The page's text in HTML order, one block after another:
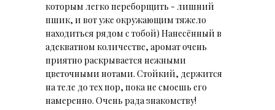
которым легко переборщить - лишний
пшик, и вот уже окружающим тяжело
находиться рядом с тобой) Нанесённый в
адекватном количестве, аромат очень
приятно раскрывается нежными
цветочными нотами. Стойкий, держится
на теле до тех пор, пока не смоешь его
намеренно. Очень рада знакомству!